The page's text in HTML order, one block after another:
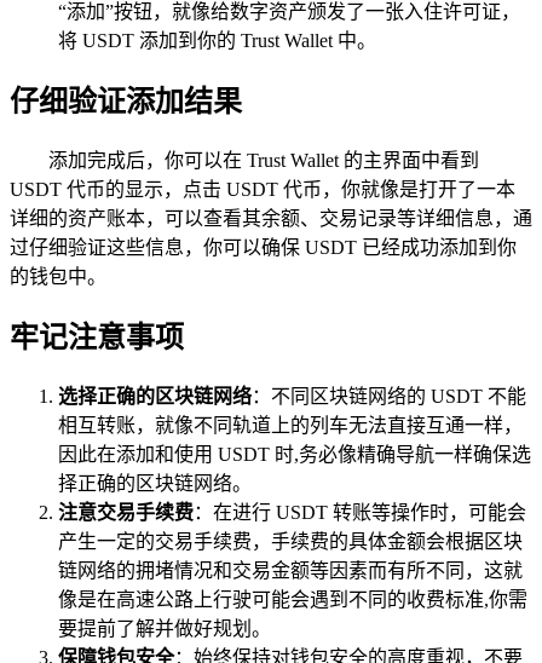
“添加”按钮，就像给数字资产颁发了一张入住许可证，
将 USDT 添加到你的 Trust Wallet 中。
仔细验证添加结果
添加完成后，你可以在 Trust Wallet 的主界面中看到
USDT 代币的显示，点击 USDT 代币，你就像是打开了一本
详细的资产账本，可以查看其余额、交易记录等详细信息，通
过仔细验证这些信息，你可以确保 USDT 已经成功添加到你
的钱包中。
牢记注意事项
选择正确的区块链网络：不同区块链网络的 USDT 不能
相互转账，就像不同轨道上的列车无法直接互通一样，
因此在添加和使用 USDT 时,务必像精确导航一样确保选
择正确的区块链网络。
注意交易手续费：在进行 USDT 转账等操作时，可能会
产生一定的交易手续费，手续费的具体金额会根据区块
链网络的拥堵情况和交易金额等因素而有所不同，这就
像是在高速公路上行驶可能会遇到不同的收费标准,你需
要提前了解并做好规划。
保障钱包安全：始终保持对钱包安全的高度重视，不要